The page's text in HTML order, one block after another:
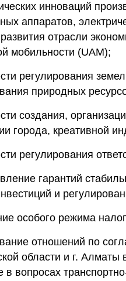
инноваций
аппаратов,
отрасли
мобильности (UAM);
регулирования
природных
создания,
города, креативной
регулирования
гарантий
и
особого режима
отношений по
области и г. Алматы
в вопросах